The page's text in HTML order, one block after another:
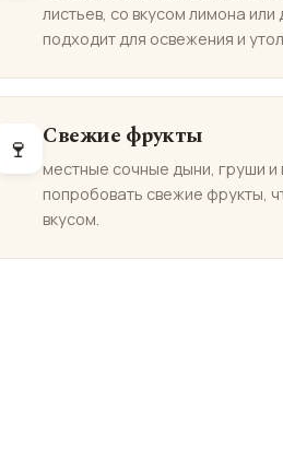
листьев, со вкусом лимона
подходит для освежения и
🍷 Свежие фрукты
местные сочные дыни, груши и
попробовать свежие фрукты,
вкусом.